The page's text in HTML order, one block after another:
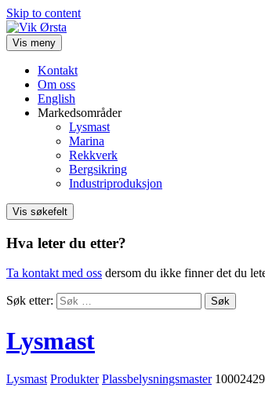
Skip to content
Vis meny
Kontakt
Om oss
English
Markedsområder
Lysmast
Marina
Rekkverk
Bergsikring
Industriproduksjon
Vis søkefelt
Hva leter du etter?
Ta kontakt med oss dersom du ikke finner det du
Søk etter:
Lysmast
Lysmast Produkter Plassbelysningsmaster 10002429